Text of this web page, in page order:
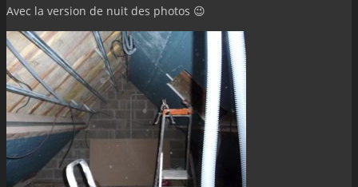
Avec la version de nuit des photos 😉